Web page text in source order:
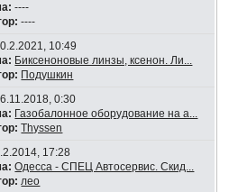
----
----
10:49
Биксеноновые линзы, ксенон. Ли...
Подушкин
0:30
Газобалонное оборудование на а...
Thyssen
17:28
Одесса - СПЕЦ Автосервис. Скид...
лео